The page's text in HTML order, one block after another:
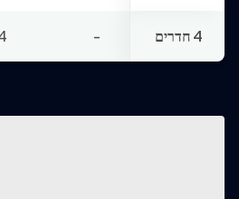
4 חדרים -